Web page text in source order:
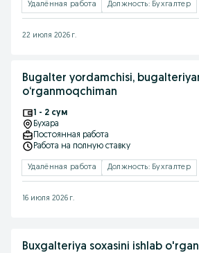
Удалённая работа Должность: Бухгалтер
22 июля 2026 г.
Bugalter yordamchisi,
o‘rganmoqchiman
1 - 2 сум
Бухара
Постоянная работа
Работа на полную ставку
Удалённая работа Должность: Бухгалтер
16 июля 2026 г.
Buxgalteriya soxasini ishlab